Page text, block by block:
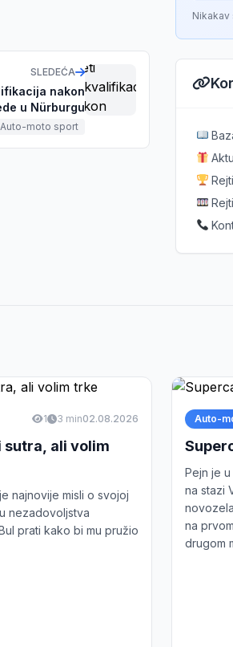
SLEDEĆA
nakon
u Nürburgu
Auto-moto sport
1 3 min02.08.2026
sutra, ali volim
najnovije misli o svojoj
nezadovoljstva
prati kako bi mu pružio
Auto-
Pejn je
na stazi
na
drugom